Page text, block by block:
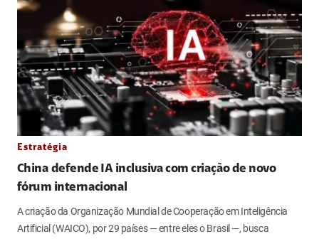
Estratégia
China defende IA inclusiva com criação de novo
fórum internacional
A criação da Organização Mundial de Cooperação em Inteligência
Artificial (WAICO), por 29 países — entre eles o Brasil —, busca